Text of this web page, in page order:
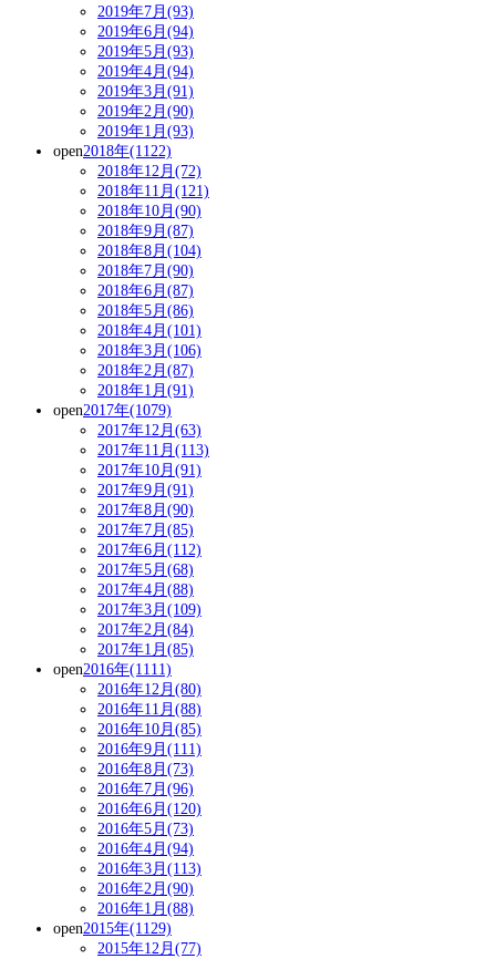
2019年7月(93)
2019年6月(94)
2019年5月(93)
2019年4月(94)
2019年3月(91)
2019年2月(90)
2019年1月(93)
open2018年(1122)
2018年12月(72)
2018年11月(121)
2018年10月(90)
2018年9月(87)
2018年8月(104)
2018年7月(90)
2018年6月(87)
2018年5月(86)
2018年4月(101)
2018年3月(106)
2018年2月(87)
2018年1月(91)
open2017年(1079)
2017年12月(63)
2017年11月(113)
2017年10月(91)
2017年9月(91)
2017年8月(90)
2017年7月(85)
2017年6月(112)
2017年5月(68)
2017年4月(88)
2017年3月(109)
2017年2月(84)
2017年1月(85)
open2016年(1111)
2016年12月(80)
2016年11月(88)
2016年10月(85)
2016年9月(111)
2016年8月(73)
2016年7月(96)
2016年6月(120)
2016年5月(73)
2016年4月(94)
2016年3月(113)
2016年2月(90)
2016年1月(88)
open2015年(1129)
2015年12月(77)